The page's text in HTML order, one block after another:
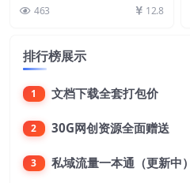
说内容 可一...
463 12.8
排行榜展示
1 文档下载全套打包价
2 30G网创资源全面赠送
3 私域流量一本通（更新中）